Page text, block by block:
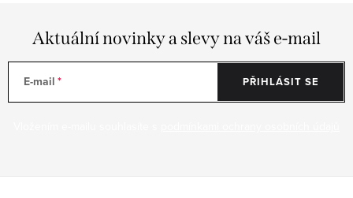
Aktuální novinky a slevy na váš e-mail
E-mail PŘIHLÁSIT SE